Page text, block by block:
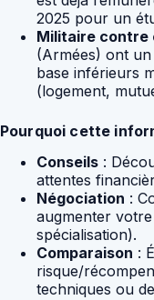
2025 pour un
Militaire contre
(Armées) ont
base inférieurs
(logement,
Pourquoi cette
Conseils :
attentes
Négociation :
augmenter
spécialisation).
Comparaison :
risque/
techniques ou